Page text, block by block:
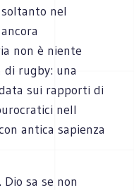
nel
non è niente
rugby: una
sui rapporti di
nell
antica sapienza
sa se non